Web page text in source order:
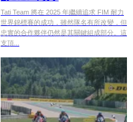
Tati Team 將在 2025 年繼續追求 FIM 耐力
世界錦標賽的成功，雖然隊名有所改變，但
忠實的合作夥伴仍然是其關鍵組成部分。這
支頂...